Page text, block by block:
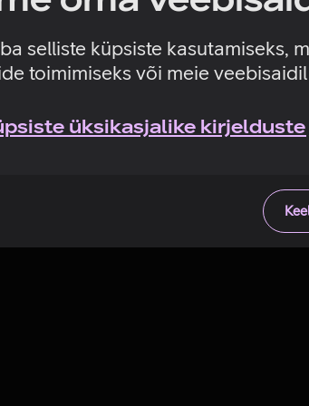
selliste küpsiste kasutamiseks,
toimimiseks või meie
üksikasjalike